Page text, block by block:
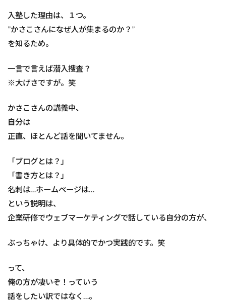
入塾した理由は、１つ。
”かさこさんになぜ人が集まるのか？”
を知るため。
一言で言えば潜入捜査？
※大げさですが。笑
かさこさんの講義中、
自分は
正直、ほとんど話を聞いてません。
「ブログとは？」
「書き方とは？」
名刺は…ホームページは…
という説明は、
企業研修でウェブマーケティングで話している自分の方が、
ぶっちゃけ、より具体的でかつ実践的です。笑
って、
俺の方が凄いぞ！っていう
話をしたい訳ではなく…。